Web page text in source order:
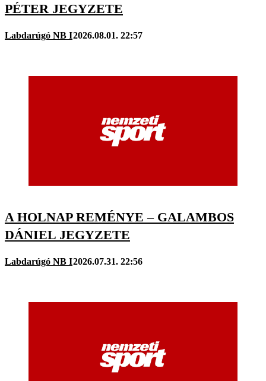
PÉTER JEGYZETE
Labdarúgó NB I2026.08.01. 22:57
A HOLNAP REMÉNYE – GALAMBOS
DÁNIEL JEGYZETE
Labdarúgó NB I2026.07.31. 22:56